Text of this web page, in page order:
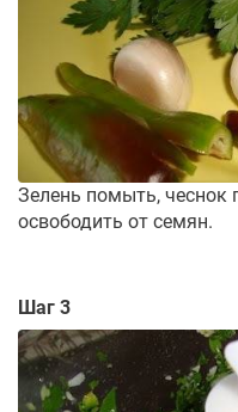
Зелень помыть, чеснок
освободить от семян.
Шаг 3